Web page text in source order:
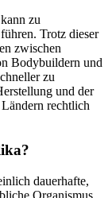
zu
Trotz dieser
zwischen
Bodybuildern und
zu
und der
rechtlich
dauerhafte,
Organismus